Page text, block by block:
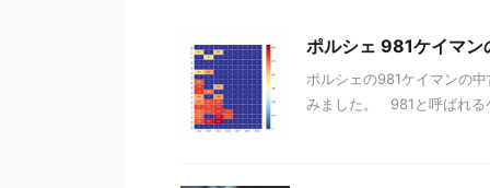
ポルシェ 981ケイマン
ポルシェの981ケイマンの
みました。 981と呼ばれる